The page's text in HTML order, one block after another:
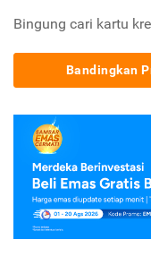
Bingung cari kartu
Bandingkan